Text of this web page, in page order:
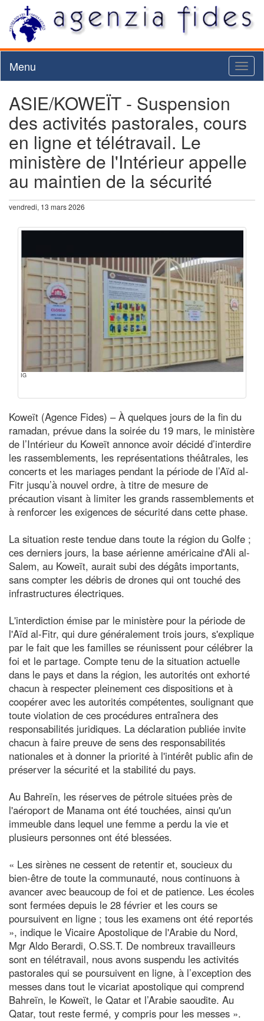
Menu
ASIE/KOWEÏT - Suspension
des activités pastorales, cours
en ligne et télétravail. Le
ministère de l'Intérieur appelle
au maintien de la sécurité
vendredi, 13 mars 2026
IG
Koweït (Agence Fides) – À quelques jours de la fin du
ramadan, prévue dans la soirée du 19 mars, le ministère
de l’Intérieur du Koweït annonce avoir décidé d’interdire
les rassemblements, les représentations théâtrales, les
concerts et les mariages pendant la période de l’Aïd al-
Fitr jusqu’à nouvel ordre, à titre de mesure de
précaution visant à limiter les grands rassemblements et
à renforcer les exigences de sécurité dans cette phase.
La situation reste tendue dans toute la région du Golfe ;
ces derniers jours, la base aérienne américaine d'Ali al-
Salem, au Koweït, aurait subi des dégâts importants,
sans compter les débris de drones qui ont touché des
infrastructures électriques.
L'interdiction émise par le ministère pour la période de
l'Aïd al-Fitr, qui dure généralement trois jours, s'explique
par le fait que les familles se réunissent pour célébrer la
foi et le partage. Compte tenu de la situation actuelle
dans le pays et dans la région, les autorités ont exhorté
chacun à respecter pleinement ces dispositions et à
coopérer avec les autorités compétentes, soulignant que
toute violation de ces procédures entraînera des
responsabilités juridiques. La déclaration publiée invite
chacun à faire preuve de sens des responsabilités
nationales et à donner la priorité à l'intérêt public afin de
préserver la sécurité et la stabilité du pays.
Au Bahreïn, les réserves de pétrole situées près de
l'aéroport de Manama ont été touchées, ainsi qu'un
immeuble dans lequel une femme a perdu la vie et
plusieurs personnes ont été blessées.
« Les sirènes ne cessent de retentir et, soucieux du
bien-être de toute la communauté, nous continuons à
avancer avec beaucoup de foi et de patience. Les écoles
sont fermées depuis le 28 février et les cours se
poursuivent en ligne ; tous les examens ont été reportés
», indique le Vicaire Apostolique de l'Arabie du Nord,
Mgr Aldo Berardi, O.SS.T. De nombreux travailleurs
sont en télétravail, nous avons suspendu les activités
pastorales qui se poursuivent en ligne, à l’exception des
messes dans tout le vicariat apostolique qui comprend
Bahreïn, le Koweït, le Qatar et l’Arabie saoudite. Au
Qatar, tout reste fermé, y compris pour les messes ».